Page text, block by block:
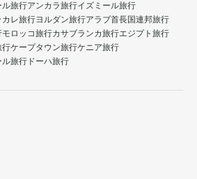
ル旅行アンカラ旅行イズミール旅行
カレ旅行ヨルダン旅行アラブ首長国連邦旅行
モロッコ旅行カサブランカ旅行エジプト旅行
行ケープタウン旅行ケニア旅行
ル旅行 ドーハ旅行